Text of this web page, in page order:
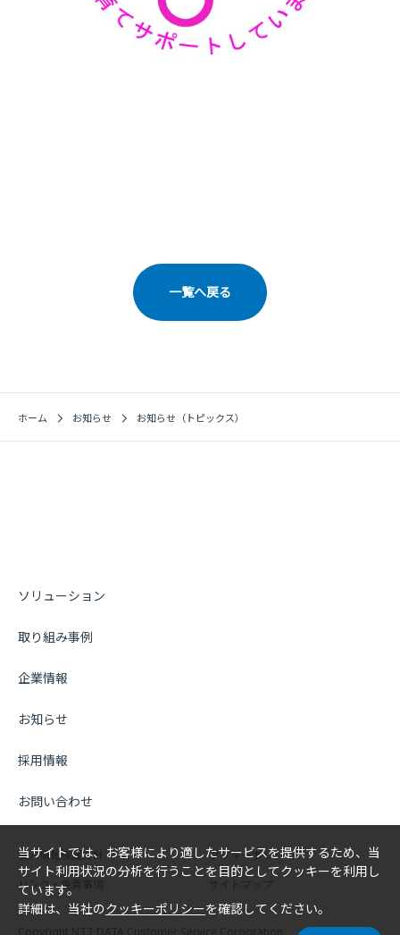
一覧へ戻る
ホーム お知らせ お知らせ（トピックス）
ソリューション
取り組み事例
企業情報
お知らせ
採用情報
お問い合わせ
個人情報保護方針
クッキーポリシー
リンク・免責事項
当サイトでは、お客様により適したサービスを提供するため、当
サイト利用状況の分析を行うことを目的としてクッキーを利用し
ています。
詳細は、当社のクッキーポリシーを確認してください。